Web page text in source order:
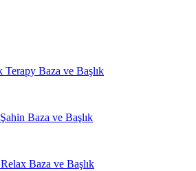
Terapy Baza ve Başlık
Şahin Baza ve Başlık
Relax Baza ve Başlık